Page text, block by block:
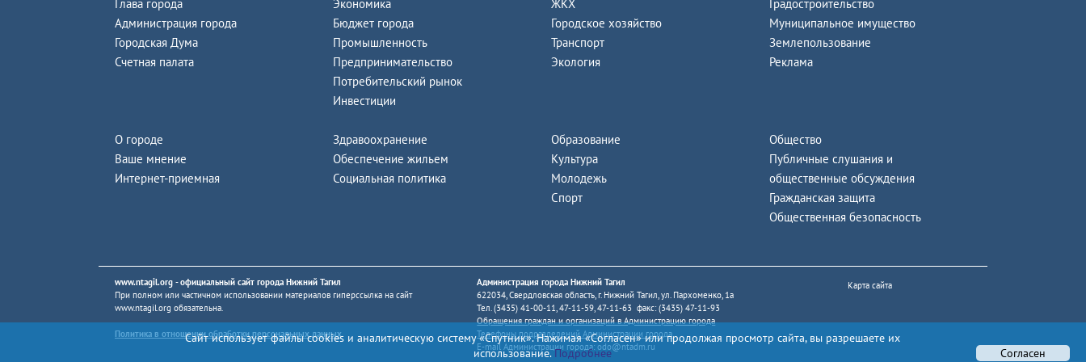
Глава города
Администрация города
Городская Дума
Счетная палата
Экономика
Бюджет города
Промышленность
Предпринимательство
Потребительский рынок
Инвестиции
ЖКХ
Городское хозяйство
Транспорт
Экология
Градостроительство
Муниципальное имущество
Землепользование
Реклама
О городе
Ваше мнение
Интернет-приемная
Здравоохранение
Обеспечение жильем
Социальная политика
Образование
Культура
Молодежь
Спорт
Общество
Публичные слушания и
общественные обсуждения
Гражданская защита
Общественная безопасность
www.ntagil.org - официальный сайт города Нижний Тагил
При полном или частичном использовании материалов гиперссылка на сайт
www.ntagil.org обязательна.
Политика в отношении обработки персональных данных
Администрация города Нижний Тагил
622034, Свердловская область, г. Нижний Тагил, ул. Пархоменко, 1а
Тел. (3435) 41-00-11, 47-11-59, 47-11-63 факс: (3435) 47-11-93
Обращения граждан и организаций в Администрацию города
Телефоны подразделений Администрации города
E-mail Администрации города:odo@ntadm.ru
Карта сайта
Сайт использует файлы cookies и аналитическую систему «Спутник». Нажимая «Согласен» или продолжая просмотр сайта, вы разрешаете их
использование.Подробнее Согласен